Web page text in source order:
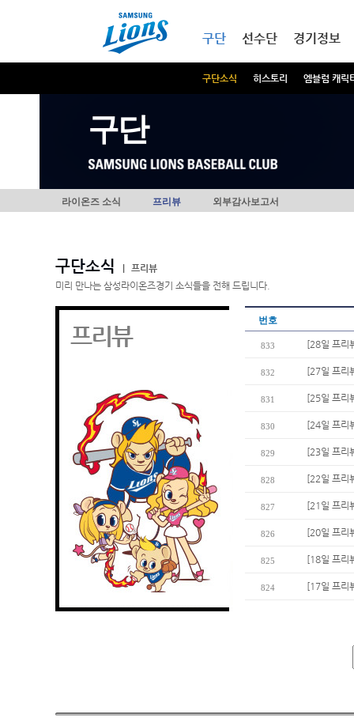
구단
구단소식 히스토리 엠블럼 캐릭
선수단 경기정보
구단
라이온즈 소식 프리뷰 외부감사보고서
구단소식
프리뷰
미리 만나는 삼성라이온즈경기 소식들을 전해 드립니다.
프리뷰
번호
833 [28일 프리
832 [27일 프리
831 [25일 프리
830 [24일 프리
829 [23일 프리
828 [22일 프리
827 [21일 프리
826 [20일 프리
825 [18일 프리
824 [17일 프리